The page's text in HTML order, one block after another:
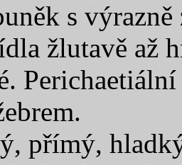
s
žlutavě až
přímý,